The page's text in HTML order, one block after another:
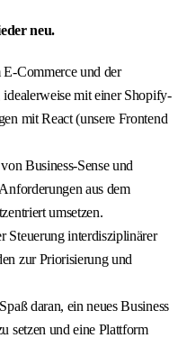
neu.
Commerce und der
mit einer Shopify-
mit React (unsere Frontend
Business-Sense und
aus dem
umsetzen.
Steuerung interdisziplinärer
zur Priorisierung und
daran, ein neues Business
setzen und eine Plattform